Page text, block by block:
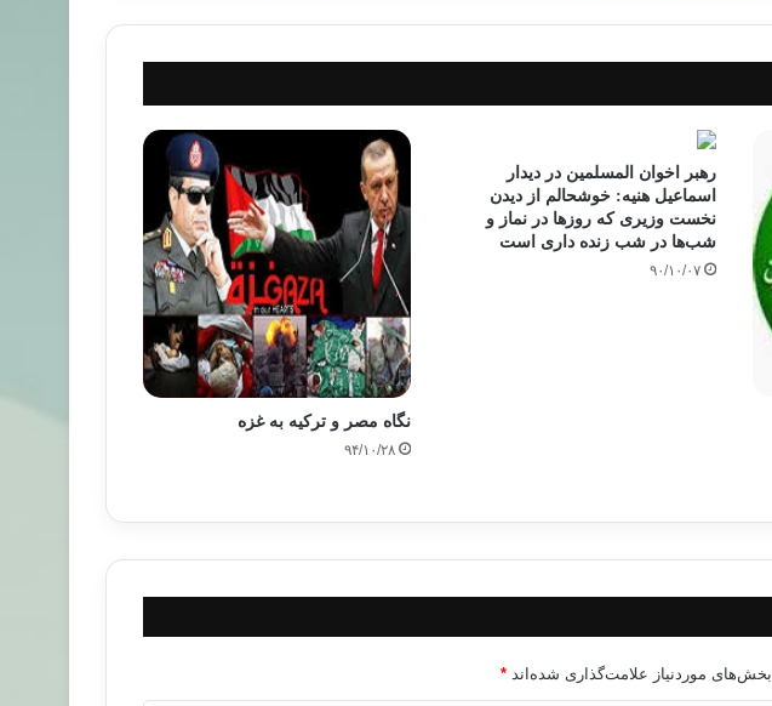
رهبر اخوان المسلمین در دیدار
اسماعیل هنیه: خوشحالم از دیدن
نخست وزیری که روزها در نماز و
شب‌ها در شب زنده داری است
۹۰/۱۰/۰۷
نگاه مصر و ترکیه به غزه
۹۴/۱۰/۲۸
بخش‌های موردنیاز علامت‌گذاری شده‌اند *